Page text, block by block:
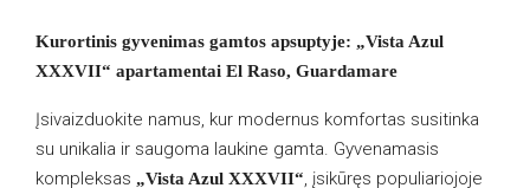
Kurortinis gyvenimas gamtos apsuptyje: „Vista Azul
XXXVII“ apartamentai El Raso, Guardamare
Įsivaizduokite namus, kur modernus komfortas susitinka
su unikalia ir saugoma laukine gamta. Gyvenamasis
kompleksas „Vista Azul XXXVII“, įsikūręs populiariojoje